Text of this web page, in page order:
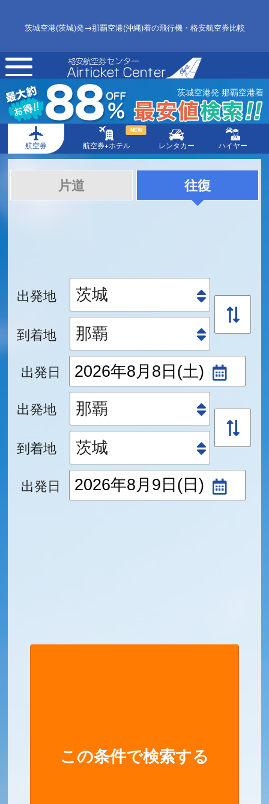
茨城空港(茨城)発→那覇空港(沖縄)着の飛行機・格安航空券比較
toggle
navigation
茨城空港発 那覇空港着
航空券 航空券+ホテル
NEW
レンタカー ハイヤー
片道 往復
出発地
到着地
出発日
出発地
到着地
出発日